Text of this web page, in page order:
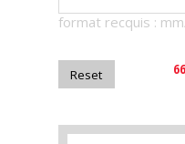
magazine
Magazine
format recquis :